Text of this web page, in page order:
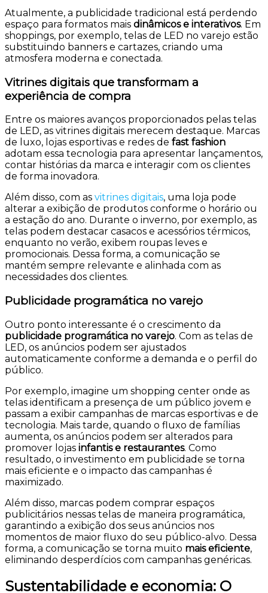
Atualmente, a publicidade tradicional está perdendo
espaço para formatos mais dinâmicos e interativos. Em
shoppings, por exemplo, telas de LED no varejo estão
substituindo banners e cartazes, criando uma
atmosfera moderna e conectada.
Vitrines digitais que transformam a
experiência de compra
Entre os maiores avanços proporcionados pelas telas
de LED, as vitrines digitais merecem destaque. Marcas
de luxo, lojas esportivas e redes de fast fashion
adotam essa tecnologia para apresentar lançamentos,
contar histórias da marca e interagir com os clientes
de forma inovadora.
Além disso, com as vitrines digitais, uma loja pode
alterar a exibição de produtos conforme o horário ou
a estação do ano. Durante o inverno, por exemplo, as
telas podem destacar casacos e acessórios térmicos,
enquanto no verão, exibem roupas leves e
promocionais. Dessa forma, a comunicação se
mantém sempre relevante e alinhada com as
necessidades dos clientes.
Publicidade programática no varejo
Outro ponto interessante é o crescimento da
publicidade programática no varejo. Com as telas de
LED, os anúncios podem ser ajustados
automaticamente conforme a demanda e o perfil do
público.
Por exemplo, imagine um shopping center onde as
telas identificam a presença de um público jovem e
passam a exibir campanhas de marcas esportivas e de
tecnologia. Mais tarde, quando o fluxo de famílias
aumenta, os anúncios podem ser alterados para
promover lojas infantis e restaurantes. Como
resultado, o investimento em publicidade se torna
mais eficiente e o impacto das campanhas é
maximizado.
Além disso, marcas podem comprar espaços
publicitários nessas telas de maneira programática,
garantindo a exibição dos seus anúncios nos
momentos de maior fluxo do seu público-alvo. Dessa
forma, a comunicação se torna muito mais eficiente,
eliminando desperdícios com campanhas genéricas.
Sustentabilidade e economia: O